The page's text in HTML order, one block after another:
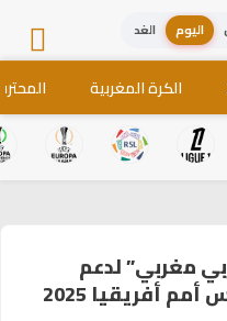
اليوم الغد
الكرة المغربية
مغربي” لدعم
أفريقيا 2025